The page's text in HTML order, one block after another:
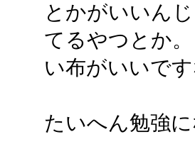
とかがいいん
てるやつとか
い布がいいです
たいへん勉強に